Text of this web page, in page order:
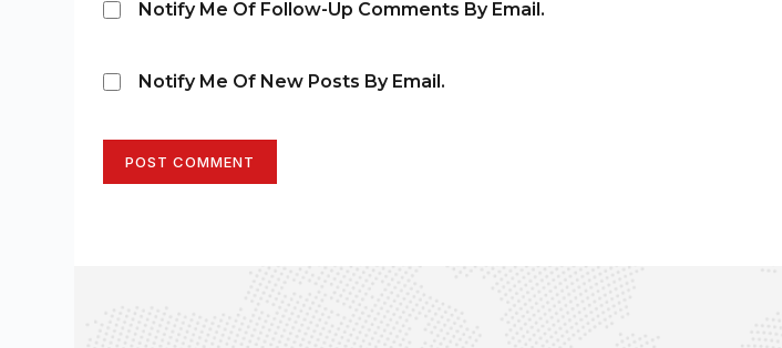
Notify Me Of Follow-Up Comments By Email.
Notify Me Of New Posts By Email.
POST COMMENT